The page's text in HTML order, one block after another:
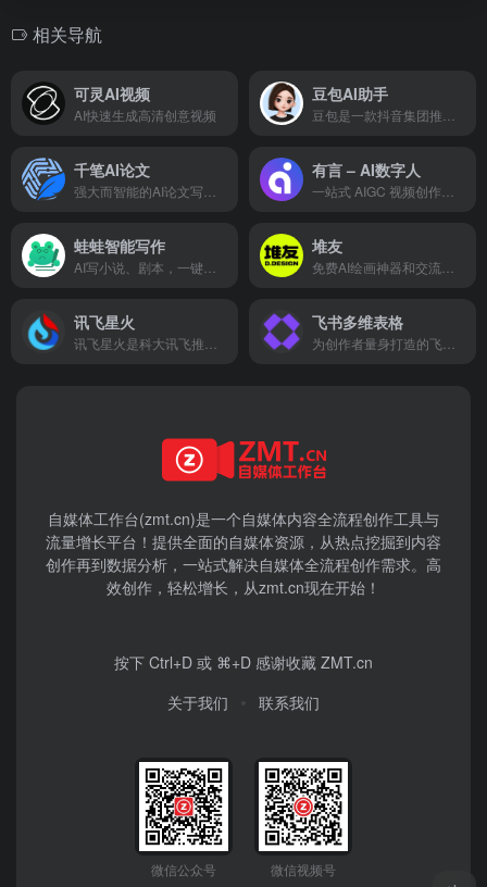
相关导航
可灵AI视频
AI快速生成高清创意视频
豆包AI助手
千笔AI论文 有言 – AI数字人
蛙蛙智能写作 堆友
讯飞星火 飞书多维表格
自媒体工作台(zmt.cn)是一个自媒体内容全流程创作工具与
流量增长平台！提供全面的自媒体资源，从热点挖掘到内容
创作再到数据分析，一站式解决自媒体全流程创作需求。高
效创作，轻松增长，从zmt.cn现在开始！
按下 Ctrl+D 或 ⌘+D 感谢收藏 ZMT.cn
关于我们
联系我们
微信公众号 微信视频号